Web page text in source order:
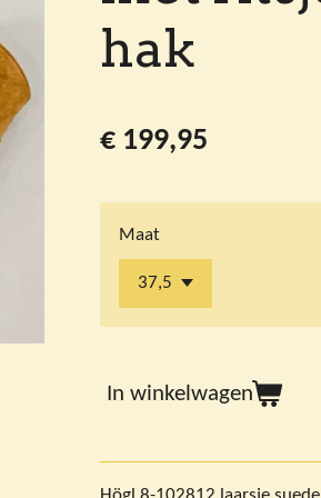
hak
€ 199,95
Maat
In winkelwagen